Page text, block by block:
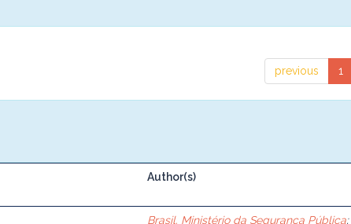
previous 1
Author(s)
Brasil. Ministério da Segurança Pública;